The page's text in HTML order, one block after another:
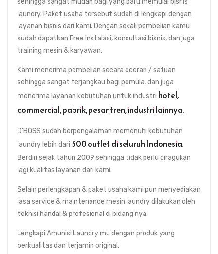
laundry. Paket usaha tersebut sudah di lengkapi dengan
layanan bisnis dari kami. Dengan sekali pembelian kamu
sudah dapatkan Free instalasi, konsultasi bisnis, dan juga
training mesin & karyawan.
Kami menerima pembelian secara eceran / satuan
sehingga sangat terjangkau bagi pemula, dan juga
menerima layanan kebutuhan untuk industri hotel,
commercial, pabrik, pesantren, industri lainnya.
D’BOSS sudah berpengalaman memenuhi kebutuhan
laundry lebih dari 300 outlet di seluruh Indonesia.
Berdiri sejak tahun 2009 sehingga tidak perlu diragukan
lagi kualitas layanan dari kami.
Selain perlengkapan & paket usaha kami pun menyediakan
jasa service & maintenance mesin laundry dilakukan oleh
teknisi handal & profesional di bidang nya.
Lengkapi Amunisi Laundry mu dengan produk yang
berkualitas dan terjamin original.